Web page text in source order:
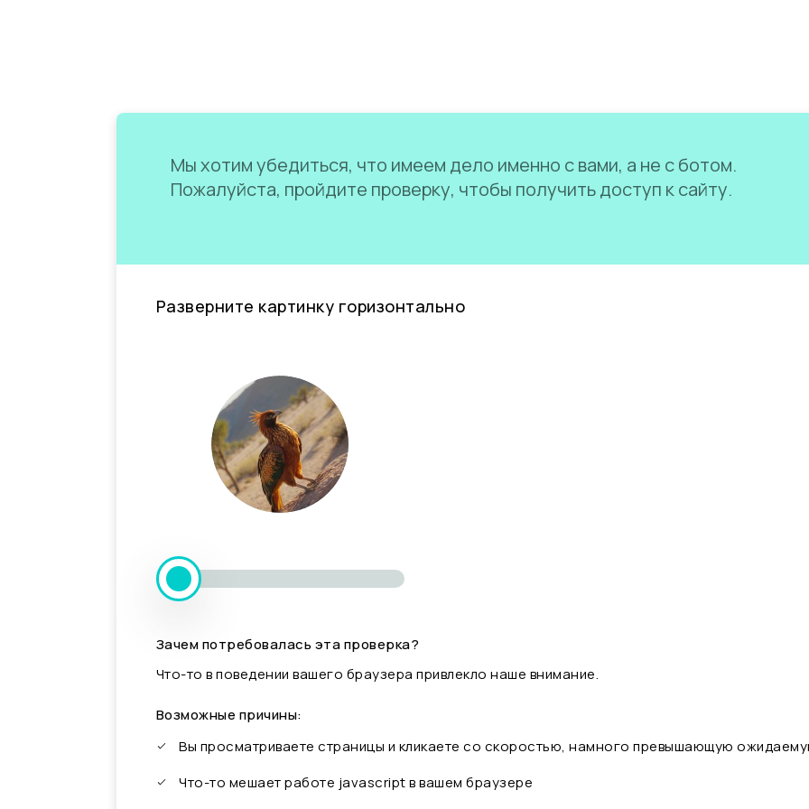
Мы хотим убедиться, что имеем дело именно с вами, а не с ботом.
Пожалуйста, пройдите проверку, чтобы получить доступ к сайту.
Разверните картинку горизонтально
Зачем потребовалась эта проверка?
Что-то в поведении вашего браузера привлекло наше внимание.
Возможные причины:
Вы просматриваете страницы и кликаете со скоростью, намного превышающую
Что-то мешает работе javascript в вашем браузере